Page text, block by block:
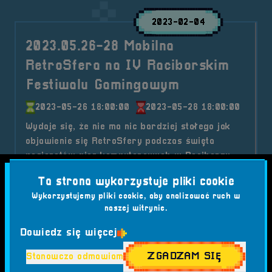
2023-02-04
2023.05.26-28 Mobilna
RetroSfera na IV Raciborskim
Festiwalu Gamingowym
2023-05-26 18:00:00
2023-05-28 18:00:00
Wydaje się, że nie ma nic bardziej stałego jak
objawienie się RetroSfery podczas święta
pasjonatów gier komputerowych w Raciborzu.
Kategorie wpisu:
#COSPLAY
#CS
#FESTIWAL GIER
#GAMING
#IV RFG
#JARECKI
#JAZZ GANG BEATZ
#KONFERENCJA DLA FIRM
Ta strona wykorzystuje pliki cookie
Wykorzystujemy pliki cookie, aby analizować ruch w
naszej witrynie.
Dowiedz się więcej
Stanowczo odmawiam ZGADZAM SIĘ